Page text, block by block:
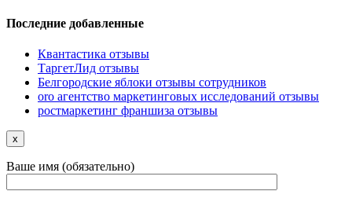
Последние добавленные
Квантастика отзывы
ТаргетЛид отзывы
Белгородские яблоки отзывы сотрудников
oro агентство маркетинговых исследований отзывы
ростмаркетинг франшиза отзывы
x
Ваше имя (обязательно)